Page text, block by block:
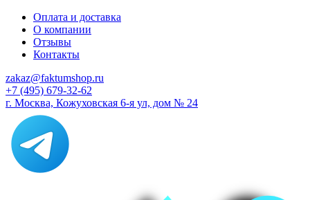
Оплата и доставка
О компании
Отзывы
Контакты
zakaz@faktumshop.ru
+7 (495) 679-32-62
г. Москва, Кожуховская 6-я ул, дом № 24